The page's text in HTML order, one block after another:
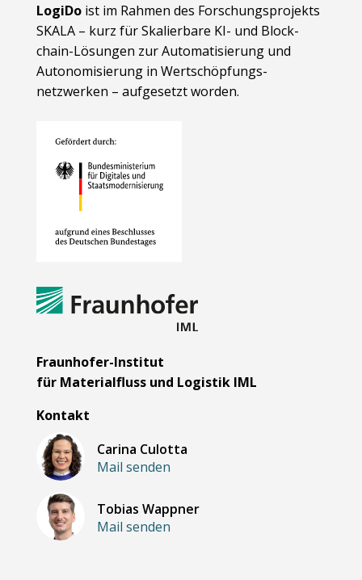
LogiDoist im Rahmen des Forschungsprojekts
SKALA – kurz für Skalierbare KI- und Block­
chain-Lösungen zur Automatisierung und
Autonomisierung in Wert­schöpfungs­
netzwerken – aufgesetzt worden.
Fraunhofer-Institut
für Materialfluss und Logistik IML
Kontakt
Carina Culotta
Mail senden
Tobias Wappner
Mail senden